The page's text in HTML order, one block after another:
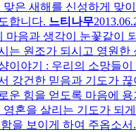
맞은 새해를 신성하게 맞
합니다. 느티나무
마음과 생각이 눈꽃같이
는 원조가 되시고 영원
이야기 : 우리의 소망들
강건한 믿음과 기도가
운 힘을 얻도록 마음에
영혼을 살리는 기도가 되
을 보이게 하여 주옵소서.